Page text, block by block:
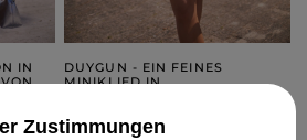
IN
DUYGUN - EIN FEINES
MINIKLIED IN
189,00 €
Zustimmungen